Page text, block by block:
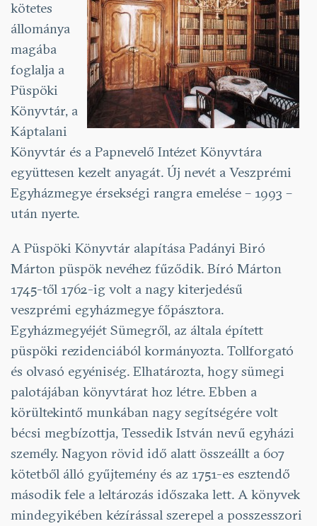
kötetes
állománya
magába
foglalja a
Püspöki
Könyvtár, a
Káptalani
Könyvtár és a Papnevelő Intézet Könyvtára
együttesen kezelt anyagát. Új nevét a Veszprémi
Egyházmegye érsekségi rangra emelése – 1993 –
után nyerte.
A Püspöki Könyvtár alapítása Padányi Biró
Márton püspök nevéhez fűződik. Bíró Márton
1745-től 1762-ig volt a nagy kiterjedésű
veszprémi egyházmegye főpásztora.
Egyházmegyéjét Sümegről, az általa épített
püspöki rezidenciából kormányozta. Tollforgató
és olvasó egyéniség. Elhatározta, hogy sümegi
palotájában könyvtárat hoz létre. Ebben a
körültekintő munkában nagy segítségére volt
bécsi megbízottja, Tessedik István nevű egyházi
személy. Nagyon rövid idő alatt összeállt a 607
kötetből álló gyűjtemény és az 1751-es esztendő
második fele a leltározás időszaka lett. A könyvek
mindegyikében kézírással szerepel a posszesszori